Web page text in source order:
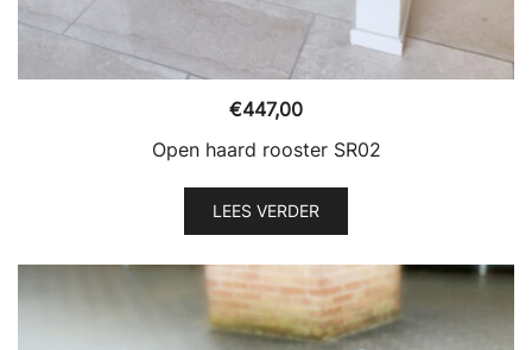
€447,00
Open haard rooster SR02
LEES VERDER